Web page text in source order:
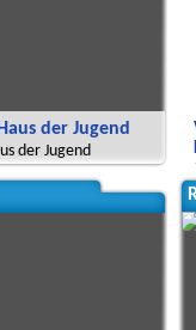
der Jugend
der Jugend